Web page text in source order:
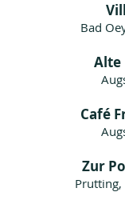
Vi
Bad
Alte
Café
Zur
Prutting,